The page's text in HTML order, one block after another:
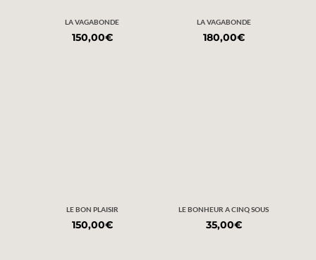
LA VAGABONDE
150,00€
LA VAGABONDE
180,00€
LE BON PLAISIR
150,00€
LE BONHEUR A CINQ SOUS
35,00€